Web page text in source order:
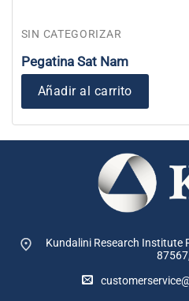
SIN CATEGORIZAR
Pegatina Sat Nam
Añadir al carrito
Kundalini Research Institute